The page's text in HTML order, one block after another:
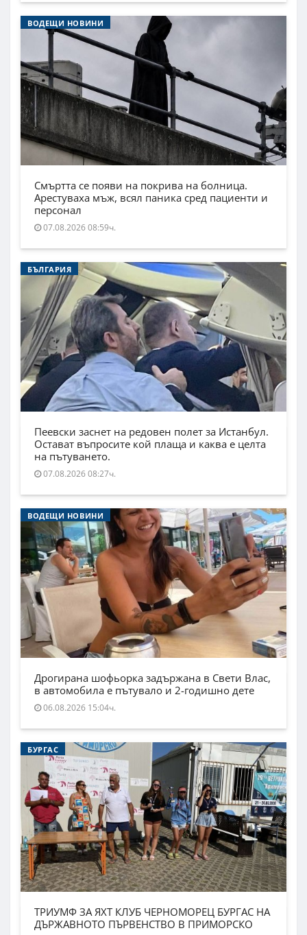
ВОДЕЩИ НОВИНИ
Смъртта се появи на покрива на болница.
Арестуваха мъж, всял паника сред пациенти и
персонал
07.08.2026 08:59ч.
БЪЛГАРИЯ
Пеевски заснет на редовен полет за Истанбул.
Остават въпросите кой плаща и каква е целта
на пътуването.
07.08.2026 08:27ч.
ВОДЕЩИ НОВИНИ
Дрогирана шофьорка задържана в Свети Влас,
в автомобила е пътувало и 2-годишно дете
06.08.2026 15:04ч.
БУРГАС
ТРИУМФ ЗА ЯХТ КЛУБ ЧЕРНОМОРЕЦ БУРГАС НА
ДЪРЖАВНОТО ПЪРВЕНСТВО В ПРИМОРСКО